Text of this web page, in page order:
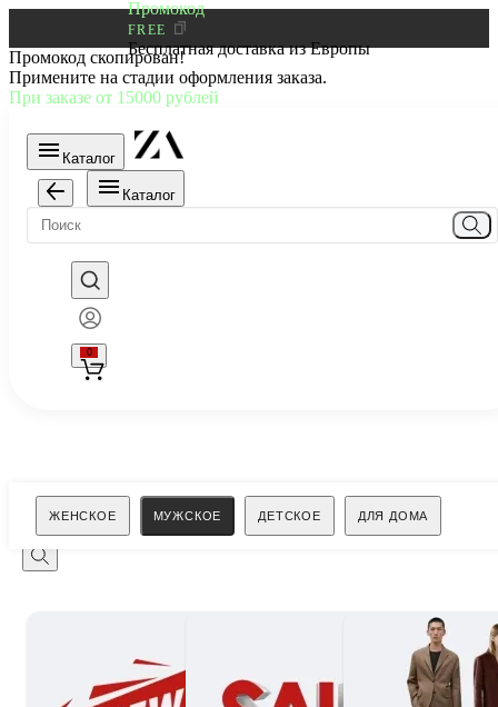
Промокод
FREE
Бесплатная доставка из Европы
Промокод скопирован!
Примените на стадии оформления заказа.
При заказе от 15000 рублей
Каталог
Каталог
0
ЖЕНСКОЕ МУЖСКОЕ ДЕТСКОЕ ДЛЯ ДОМА
Поиск